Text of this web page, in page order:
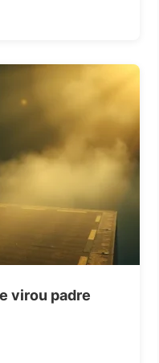
virou padre